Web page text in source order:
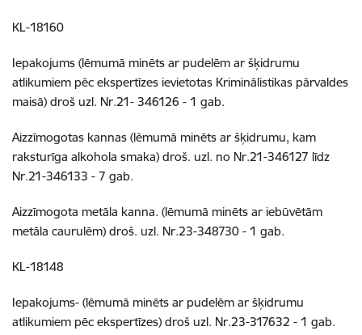
KL-18160
Iepakojums (lēmumā minēts ar pudelēm ar šķidrumu
atlikumiem pēc ekspertīzes ievietotas Kriminālistikas pārvaldes
maisā) droš uzl. Nr.21- 346126 - 1 gab.
Aizzīmogotas kannas (lēmumā minēts ar šķidrumu, kam
raksturīga alkohola smaka) droš. uzl. no Nr.21-346127 līdz
Nr.21-346133 - 7 gab.
Aizzīmogota metāla kanna. (lēmumā minēts ar iebūvētām
metāla caurulēm) droš. uzl. Nr.23-348730 - 1 gab.
KL-18148
Iepakojums- (lēmumā minēts ar pudelēm ar šķidrumu
atlikumiem pēc ekspertīzes) droš uzl. Nr.23-317632 - 1 gab.